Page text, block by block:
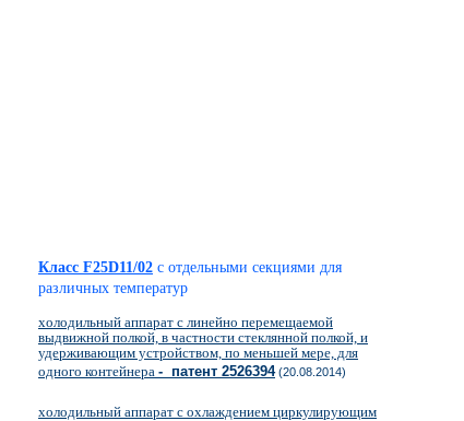
Класс F25D11/02 с отдельными секциями для
различных температур
холодильный аппарат с линейно перемещаемой
выдвижной полкой, в частности стеклянной полкой, и
удерживающим устройством, по меньшей мере, для
одного контейнера - патент 2526394(20.08.2014)
холодильный аппарат с охлаждением циркулирующим